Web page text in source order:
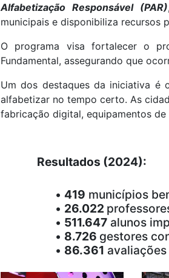
Alfabetização Responsável (PAR)
municipais e disponibiliza recursos
O programa visa fortalecer o
Fundamental, assegurando que
Um dos destaques da iniciativa é
alfabetizar no tempo certo. As
fabricação digital, equipamentos
Resultados (2024):
• 419 municípios
• 26.022
• 511.647 alunos
• 8.726 gestores
• 86.361 avaliações